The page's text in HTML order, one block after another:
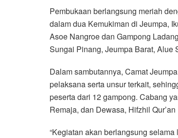
Pembukaan berlangsung meriah
dalam dua Kemukiman di Jeumpa,
Asoe Nangroe dan Gampong
Sungai Pinang, Jeumpa Barat, Alue
Dalam sambutannya, Camat
pelaksana serta unsur terkait,
peserta dari 12 gampong. Cabang
Remaja, dan Dewasa, Hifzhil
“Kegiatan akan berlangsung